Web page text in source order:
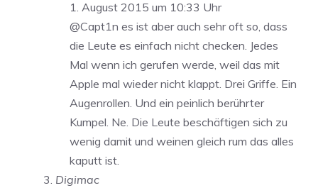
1. August 2015 um 10:33 Uhr
@Capt1n es ist aber auch sehr oft so, dass
die Leute es einfach nicht checken. Jedes
Mal wenn ich gerufen werde, weil das mit
Apple mal wieder nicht klappt. Drei Griffe. Ein
Augenrollen. Und ein peinlich berührter
Kumpel. Ne. Die Leute beschäftigen sich zu
wenig damit und weinen gleich rum das alles
kaputt ist.
Digimac